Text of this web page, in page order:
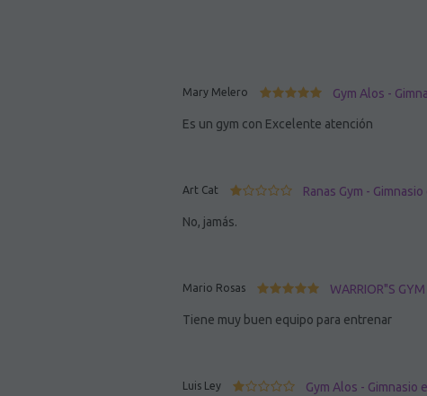
Mary Melero Gym Alos -
Es un gym con Excelente atención
Art Cat Ranas Gym -
No, jamás.
Mario Rosas WARRIOR"S
Tiene muy buen equipo para entrenar
Luis Ley Gym Alos - Gimnasio